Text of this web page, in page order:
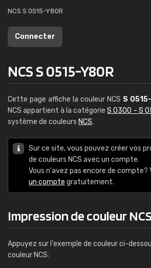
NCS S 0515-Y80R
Connecter
NCS S 0515-Y80R
Cette page affiche la couleur NCS S
NCS appartient à la catégorieS 0300 - S
système de couleurs NCS.
Sur ce site, vous pouvez créer vos
de couleurs NCS avec un compte.
Vous n'avez pas encore de compte?
un compte gratuitement.
Impression de couleur
Appuyez sur l'exemple de couleur ci-
couleur NCS: